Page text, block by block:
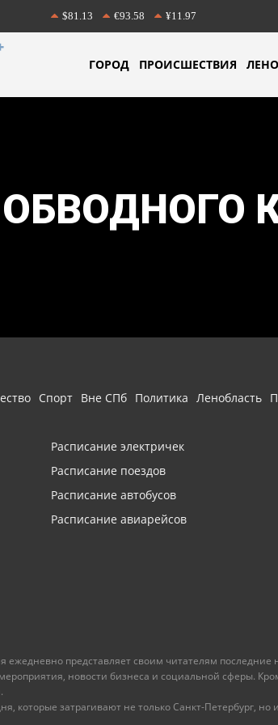
$81.13 €93.58 ¥11.97
ГОРОД ПРОИСШЕСТВИЯ
Спорт Вне СПб Политика Ленобласть
Расписание электричек
Расписание поездов
Расписание автобусов
Расписание авиарейсов
ежедневно представляет своим читателям
новости бизнеса и социальной сферы.
которые затрагивают не только Санкт-Петербург,